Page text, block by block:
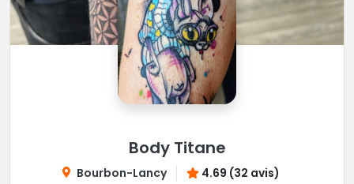
Body Titane
Bourbon-Lancy 4.69 (32 avis)